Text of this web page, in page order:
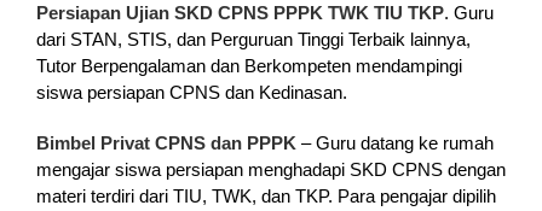
Persiapan Ujian SKD CPNS PPPK TWK TIU TKP. Guru
dari STAN, STIS, dan Perguruan Tinggi Terbaik lainnya,
Tutor Berpengalaman dan Berkompeten mendampingi
siswa persiapan CPNS dan Kedinasan.
Bimbel Privat CPNS dan PPPK – Guru datang ke rumah
mengajar siswa persiapan menghadapi SKD CPNS dengan
materi terdiri dari TIU, TWK, dan TKP. Para pengajar dipilih